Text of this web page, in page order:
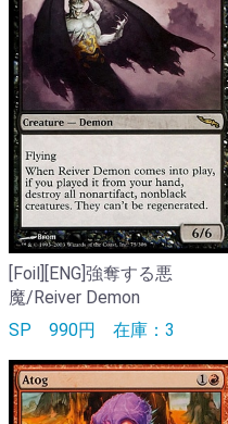
[Foil][ENG]強奪する悪
魔/Reiver Demon
SP 990円 在庫：3